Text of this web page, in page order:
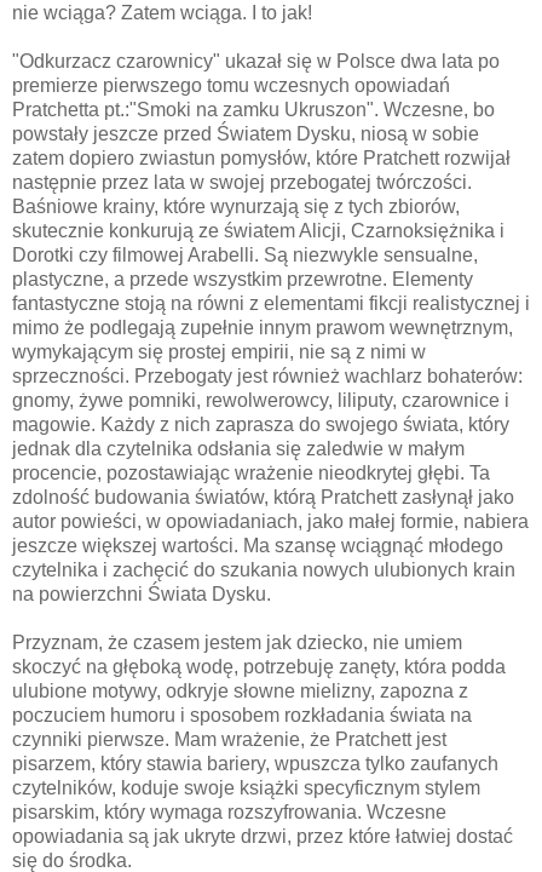
nie wciąga? Zatem wciąga. I to jak!
"Odkurzacz czarownicy" ukazał się w Polsce dwa lata po
premierze pierwszego tomu wczesnych opowiadań
Pratchetta pt.:"Smoki na zamku Ukruszon". Wczesne, bo
powstały jeszcze przed Światem Dysku, niosą w sobie
zatem dopiero zwiastun pomysłów, które Pratchett rozwijał
następnie przez lata w swojej przebogatej twórczości.
Baśniowe krainy, które wynurzają się z tych zbiorów,
skutecznie konkurują ze światem Alicji, Czarnoksiężnika i
Dorotki czy filmowej Arabelli. Są niezwykle sensualne,
plastyczne, a przede wszystkim przewrotne. Elementy
fantastyczne stoją na równi z elementami fikcji realistycznej i
mimo że podlegają zupełnie innym prawom wewnętrznym,
wymykającym się prostej empirii, nie są z nimi w
sprzeczności. Przebogaty jest również wachlarz bohaterów:
gnomy, żywe pomniki, rewolwerowcy, liliputy, czarownice i
magowie. Każdy z nich zaprasza do swojego świata, który
jednak dla czytelnika odsłania się zaledwie w małym
procencie, pozostawiając wrażenie nieodkrytej głębi. Ta
zdolność budowania światów, którą Pratchett zasłynął jako
autor powieści, w opowiadaniach, jako małej formie, nabiera
jeszcze większej wartości. Ma szansę wciągnąć młodego
czytelnika i zachęcić do szukania nowych ulubionych krain
na powierzchni Świata Dysku.
Przyznam, że czasem jestem jak dziecko, nie umiem
skoczyć na głęboką wodę, potrzebuję zanęty, która podda
ulubione motywy, odkryje słowne mielizny, zapozna z
poczuciem humoru i sposobem rozkładania świata na
czynniki pierwsze. Mam wrażenie, że Pratchett jest
pisarzem, który stawia bariery, wpuszcza tylko zaufanych
czytelników, koduje swoje książki specyficznym stylem
pisarskim, który wymaga rozszyfrowania. Wczesne
opowiadania są jak ukryte drzwi, przez które łatwiej dostać
się do środka.